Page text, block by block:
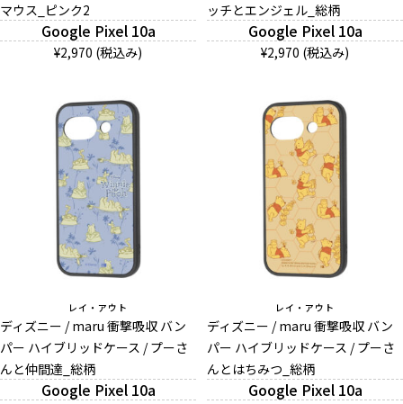
マウス_ピンク2
Google Pixel 10a
¥2,970 (税込み)
ッチとエンジェル_総柄
Google Pixel 10a
¥2,970 (税込み)
レイ・アウト
ディズニー / maru 衝撃吸収 バン
パー ハイブリッドケース / プーさ
んと仲間達_総柄
Google Pixel 10a
レイ・アウト
ディズニー / maru 衝撃吸収 バン
パー ハイブリッドケース / プーさ
んとはちみつ_総柄
Google Pixel 10a